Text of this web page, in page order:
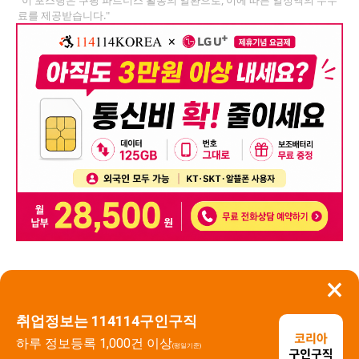
×
취업정보는 114114구인구직
하루 정보등록 1,000건 이상(평일기준)
료를 제공받습니다."